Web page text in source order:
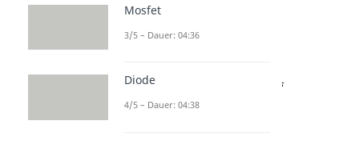
annehmen.
Mosfet
3/5 – Dauer: 04:36
Diode
4/5 – Dauer: 04:38